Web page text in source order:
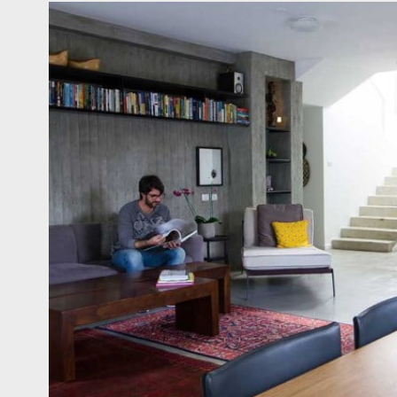
כלי עבודה
תבניות
לבטון
מוטבע
בבטון
שיקום תיקון
ניקוי
ותחזוקה
לבטון
חומר הפרדה
לתבניות
ליטוש בטון
טרצו,